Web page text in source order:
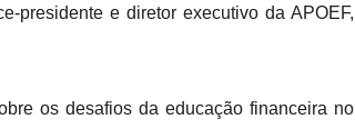
presidente e diretor executivo da APOEF,
os desafios da educação financeira no